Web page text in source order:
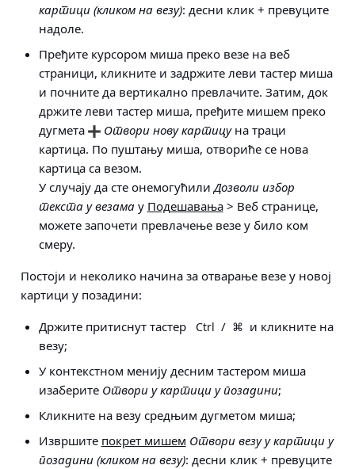
картици (кликом на везу): десни клик + превуците
надоле.
Пређите курсором миша преко везе на веб
страници, кликните и задржите леви тастер миша
и почните да вертикално превлачите. Затим, док
држите леви тастер миша, пређите мишем преко
дугмета
Отвори нову картицуна траци
картица. По пуштању миша, отвориће се нова
картица са везом.
У случају да сте онемогућилиДозволи избор
текста у везамау Подешавања> Веб странице,
можете започети превлачење везе у било ком
смеру.
Постоји и неколико начина за отварање везе у новој
картици у позадини:
Држите притиснут тастер
Ctrl / ⌘ и кликните на
везу;
У контекстном менију десним тастером миша
изаберите Отвори у картици у позадини;
Кликните на везу средњим дугметом миша;
Извршите покрет мишем Отвори везу у картици у
позадини (кликом на везу): десни клик + превуците